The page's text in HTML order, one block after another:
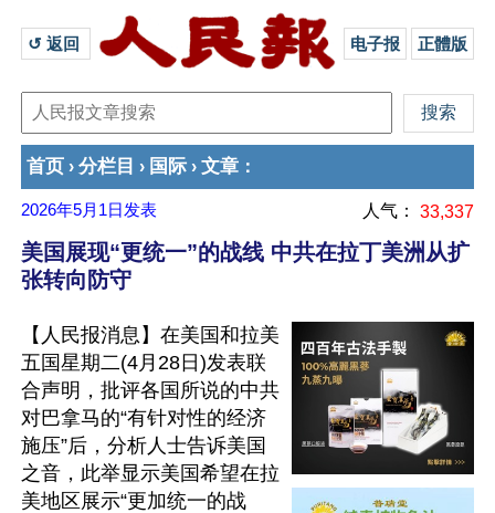
↺ 返回 电子报 正體版
首页 › 分栏目 › 国际 › 文章 ：
2026年5月1日 发表 人气： 33,337
美国展现“更统一”的战线 中共在拉丁美洲从扩
张转向防守
【人民报消息】在美国和拉美
五国星期二(4月28日)发表联
合声明，批评各国所说的中共
对巴拿马的“有针对性的经济
施压”后，分析人士告诉美国
之音，此举显示美国希望在拉
美地区展示“更加统一的战